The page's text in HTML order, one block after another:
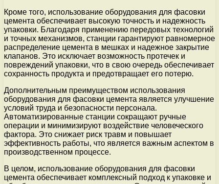
Кроме того, использование оборудования для фасовки
цемента обеспечивает высокую точность и надежность
упаковки. Благодаря применению передовых технологий
и точных механизмов, станции гарантируют равномерное
распределение цемента в мешках и надежное закрытие
клапанов. Это исключает возможность протечек и
повреждений упаковки, что в свою очередь обеспечивает
сохранность продукта и предотвращает его потерю.
Дополнительным преимуществом использования
оборудования для фасовки цемента является улучшение
условий труда и безопасности персонала.
Автоматизированные станции сокращают ручные
операции и минимизируют воздействие человеческого
фактора. Это снижает риск травм и повышает
эффективность работы, что является важным аспектом в
производственном процессе.
В целом, использование оборудования для фасовки
цемента обеспечивает комплексный подход к упаковке и